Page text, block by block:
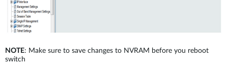
NOTE: Make sure to save changes to NVRAM before you reboot
switch